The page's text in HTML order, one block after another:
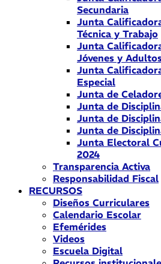
Secundaria
Junta
Técnica y Trabajo
Junta
Jóvenes y
Junta
Especial
Junta de
Junta de
Junta de
Junta de
Junta Electoral
2024
Transparencia Activa
Responsabilidad Fiscal
RECURSOS
Diseños Curriculares
Calendario Escolar
Efemérides
Videos
Escuela Digital